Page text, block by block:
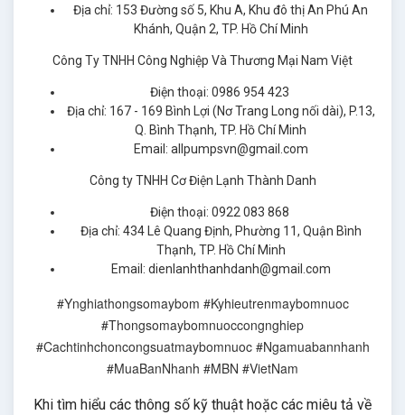
Địa chỉ: 153 Đường số 5, Khu A, Khu đô thị An Phú An
Khánh, Quận 2, TP. Hồ Chí Minh
Công Ty TNHH Công Nghiệp Và Thương Mại Nam Việt
Điện thoại: 0986 954 423
Địa chỉ: 167 - 169 Bình Lợi (Nơ Trang Long nối dài), P.13,
Q. Bình Thạnh, TP. Hồ Chí Minh
Email: allpumpsvn@gmail.com
Công ty TNHH Cơ Điện Lạnh Thành Danh
Điện thoại: 0922 083 868
Địa chỉ: 434 Lê Quang Định, Phường 11, Quận Bình
Thạnh, TP. Hồ Chí Minh
Email: dienlanhthanhdanh@gmail.com
#Ynghiathongsomaybom #Kyhieutrenmaybomnuoc
#Thongsomaybomnuoccongnghiep
#Cachtinhchoncongsuatmaybomnuoc #Ngamuabannhanh
#MuaBanNhanh #MBN #VietNam
Khi tìm hiểu các thông số kỹ thuật hoặc các miêu tả về